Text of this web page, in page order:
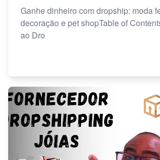
Ganhe dinheiro com dropship: moda
decoração e pet shopTable of
ao Dro